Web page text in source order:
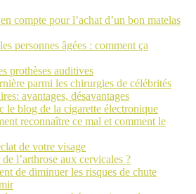
compte pour l’achat d’un bon matelas
personnes âgées : comment ça
prothèses auditives
parmi les chirurgies de célébrités
avantages, désavantages
le blog de la cigarette électronique
reconnaître ce mal et comment le
de votre visage
l’arthrose aux cervicales ?
de diminuer les risques de chute